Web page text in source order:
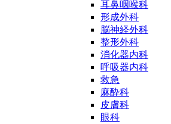
耳鼻咽喉科
形成外科
脳神経外科
整形外科
消化器内科
呼吸器内科
救急
麻酔科
皮膚科
眼科